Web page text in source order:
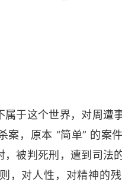
于这个世界，对周遭
案，原本 “简单” 的案
，被判死刑，遭到司法
，对人性，对精神的